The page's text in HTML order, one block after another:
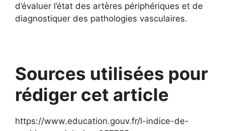
d’évaluer l’état des artères périphériques et de
diagnostiquer des pathologies vasculaires.
Sources utilisées pour
rédiger cet article
https://www.education.gouv.fr/l-indice-de-